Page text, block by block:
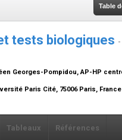
Table
tests biologiques
Georges-Pompidou, AP-HP
Paris Cité, 75006 Paris, France
Tableaux Références